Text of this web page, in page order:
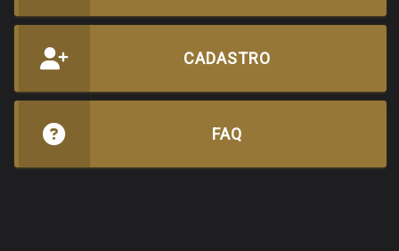
CADASTRO
FAQ